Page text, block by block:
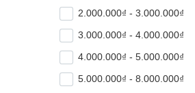
2.000.000₫ - 3.000.000₫
3.000.000₫ - 4.000.000₫
4.000.000₫ - 5.000.000₫
5.000.000₫ - 8.000.000₫